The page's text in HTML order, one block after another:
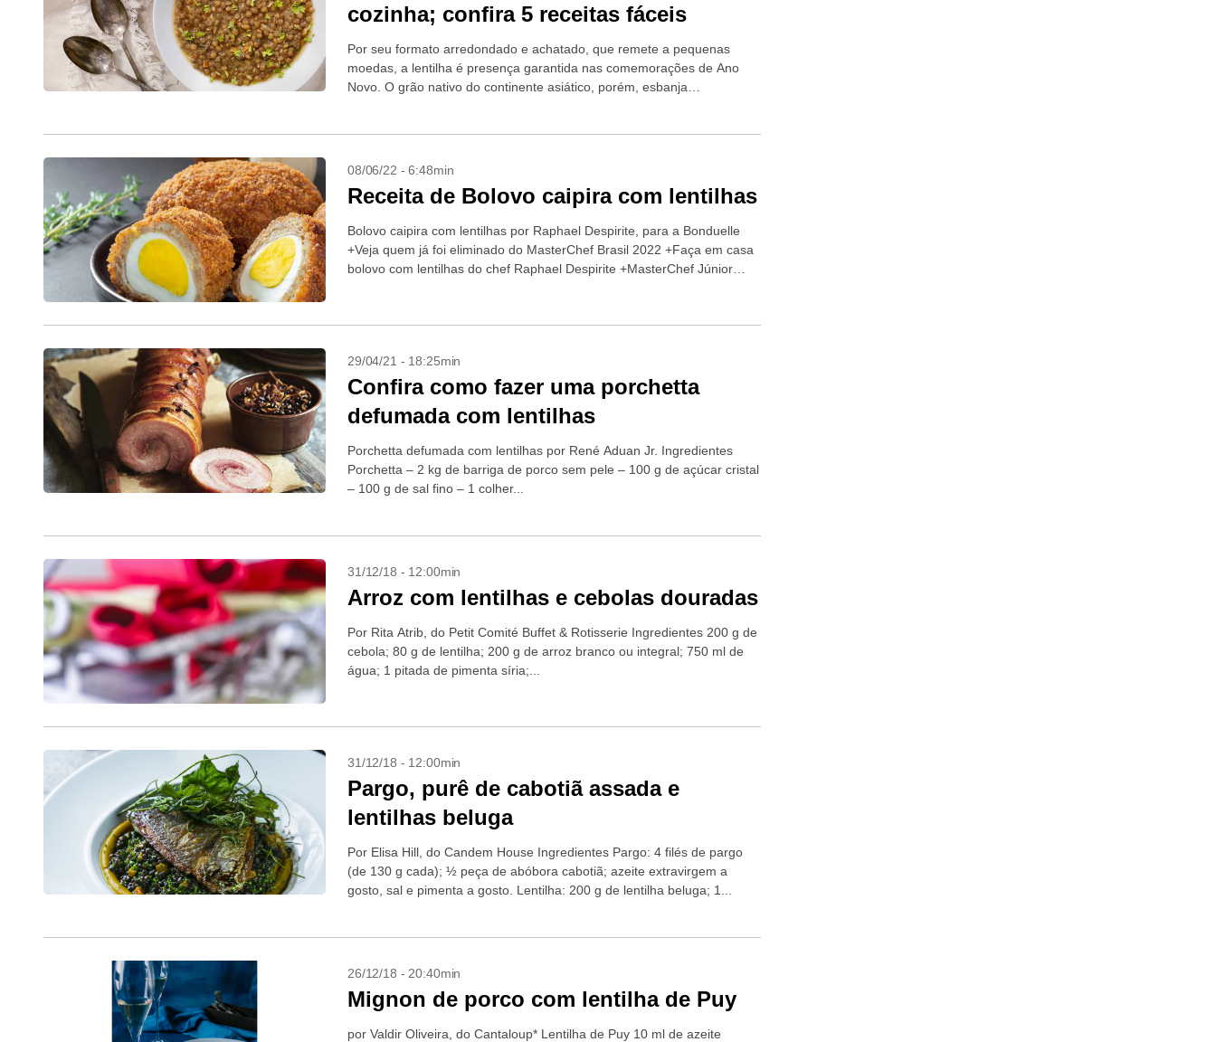
cozinha; confira 5 receitas fáceis
Por seu formato arredondado e achatado, que remete a pequenas
moedas, a lentilha é presença garantida nas comemorações de Ano
Novo. O grão nativo do continente asiático, porém, esbanja
08/06/22 - 6:48min
Receita de Bolovo caipira com lentilhas
Bolovo caipira com lentilhas por Raphael Despirite, para a Bonduelle
+Veja quem já foi eliminado do MasterChef Brasil 2022 +Faça em casa
bolovo com lentilhas do chef Raphael Despirite +MasterChef Júnior
29/04/21 - 18:25min
Confira como fazer uma porchetta
defumada com lentilhas
Porchetta defumada com lentilhas por René Aduan Jr. Ingredientes
Porchetta – 2 kg de barriga de porco sem pele – 100 g de açúcar cristal
– 100 g de sal fino – 1 colher...
31/12/18 - 12:00min
Arroz com lentilhas e cebolas douradas
Por Rita Atrib, do Petit Comité Buffet & Rotisserie Ingredientes 200 g de
cebola; 80 g de lentilha; 200 g de arroz branco ou integral; 750 ml de
água; 1 pitada de pimenta síria;...
31/12/18 - 12:00min
Pargo, purê de cabotiã assada e
lentilhas beluga
Por Elisa Hill, do Candem House Ingredientes Pargo: 4 filés de pargo
(de 130 g cada); ½ peça de abóbora cabotiã; azeite extravirgem a
gosto, sal e pimenta a gosto. Lentilha: 200 g de lentilha beluga; 1...
26/12/18 - 20:40min
Mignon de porco com lentilha de Puy
por Valdir Oliveira, do Cantaloup* Lentilha de Puy 10 ml de azeite